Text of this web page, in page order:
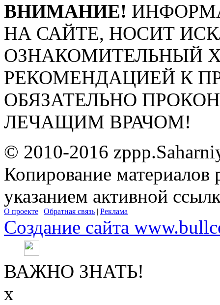
ВНИМАНИЕ!
НА САЙТЕ, НОСИТ
ОЗНАКОМИТЕЛЬНЫЙ
РЕКОМЕНДАЦИЕЙ К
ОБЯЗАТЕЛЬНО
ЛЕЧАЩИМ ВРАЧОМ!
© 2010-2016
Копирование материалов
указанием активной
О проекте | Обратная связь | Реклама
Создание сайта
ВАЖНО ЗНАТЬ!
х